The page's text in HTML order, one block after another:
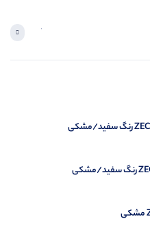
آخرین